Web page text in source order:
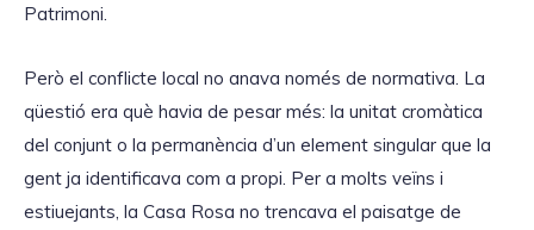
Patrimoni.
Però el conflicte local no anava només de normativa. La
qüestió era què havia de pesar més: la unitat cromàtica
del conjunt o la permanència d’un element singular que la
gent ja identificava com a propi. Per a molts veïns i
estiuejants, la Casa Rosa no trencava el paisatge de